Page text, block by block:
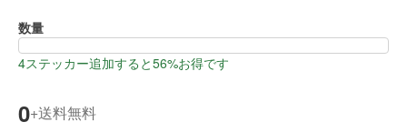
数量
4ステッカー追加すると56%お得です
0+送料無料